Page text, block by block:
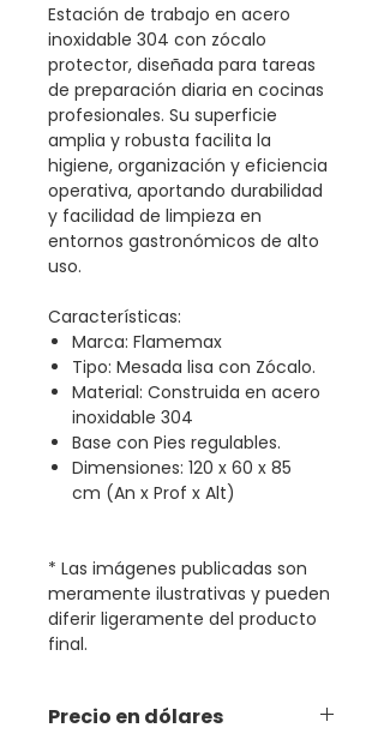
Estación de trabajo en acero
inoxidable 304 con zócalo
protector, diseñada para tareas
de preparación diaria en cocinas
profesionales. Su superficie
amplia y robusta facilita la
higiene, organización y eficiencia
operativa, aportando durabilidad
y facilidad de limpieza en
entornos gastronómicos de alto
uso.
Características:
Marca: Flamemax
Tipo: Mesada lisa con Zócalo.
Material: Construida en acero
inoxidable 304
Base con Pies regulables.
Dimensiones: 120 x 60 x 85
cm (An x Prof x Alt)
* Las imágenes publicadas son
meramente ilustrativas y pueden
diferir ligeramente del producto
final.
Precio en dólares